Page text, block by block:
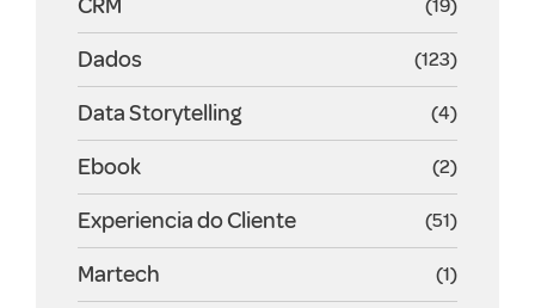
(19)
Dados (123)
Data Storytelling (4)
Ebook (2)
Experiencia do Cliente (51)
Martech (1)